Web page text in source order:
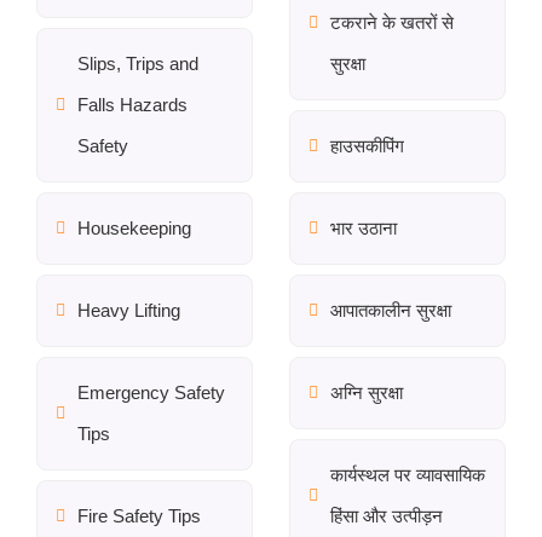
Slips, Trips and
Falls Hazards
Safety
Housekeeping
Heavy Lifting
Emergency Safety
Tips
Fire Safety Tips
टकराने के खतरों से
सुरक्षा
हाउसकीपिंग
भार उठाना
आपातकालीन सुरक्षा
अग्नि सुरक्षा
कार्यस्थल पर व्यावसायिक
हिंसा और उत्पीड़न